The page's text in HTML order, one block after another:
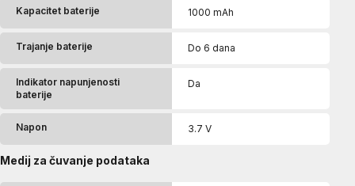
Kapacitet baterije 1000 mAh
Trajanje baterije Do 6 dana
Indikator napunjenosti
baterije
Da
Napon 3.7 V
Medij za čuvanje podataka